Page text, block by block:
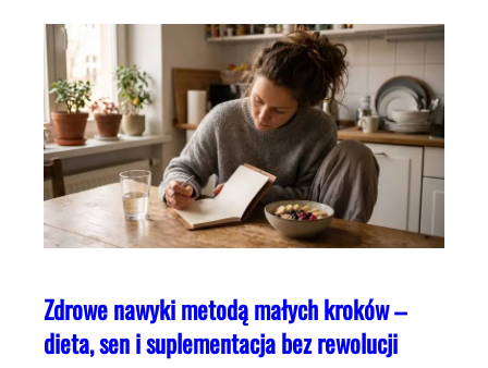
Zdrowe nawyki metodą małych kroków –
dieta, sen i suplementacja bez rewolucji